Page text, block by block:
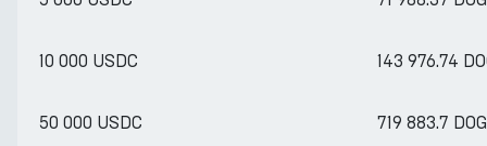
10 000 USDC 143 976.74
50 000 USDC 719 883.7